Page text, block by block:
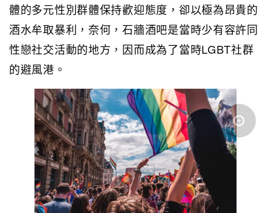
體的多元性別群體保持歡迎態度，卻以極為昂貴的
酒水牟取暴利，奈何，石牆酒吧是當時少有容許同
性戀社交活動的地方，因而成為了當時LGBT社群
的避風港。